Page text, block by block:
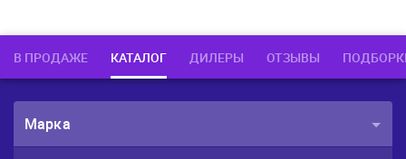
В ПРОДАЖЕ КАТАЛОГ ДИЛЕРЫ ОТЗЫВЫ
Марка